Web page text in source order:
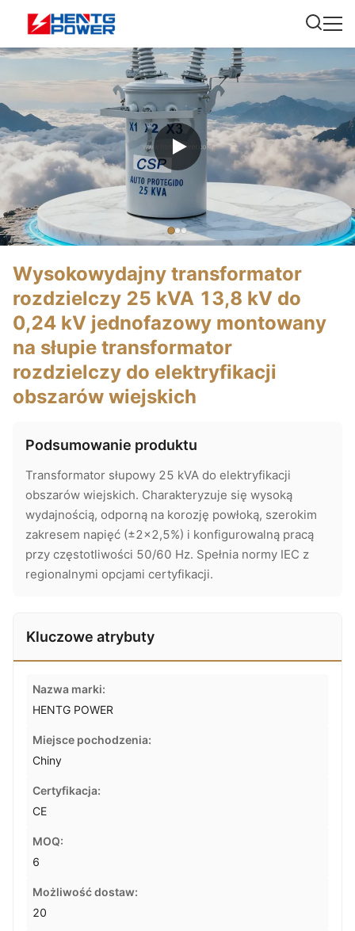
Wysokowydajny transformator
rozdzielczy 25 kVA 13,8 kV do
0,24 kV jednofazowy montowany
na słupie transformator
rozdzielczy do elektryfikacji
obszarów wiejskich
Podsumowanie produktu
Transformator słupowy 25 kVA do elektryfikacji
obszarów wiejskich. Charakteryzuje się wysoką
wydajnością, odporną na korozję powłoką, szerokim
zakresem napięć (±2×2,5%) i konfigurowalną pracą
przy częstotliwości 50/60 Hz. Spełnia normy IEC z
regionalnymi opcjami certyfikacji.
Kluczowe atrybuty
Nazwa marki:
HENTG POWER
Miejsce pochodzenia:
Chiny
Certyfikacja:
CE
MOQ:
6
Możliwość dostaw:
20